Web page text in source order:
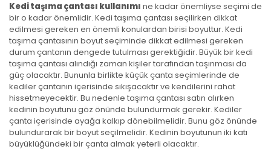
Kedi taşıma çantası kullanımı ne kadar önemliyse seçimi de
bir o kadar önemlidir. Kedi taşıma çantası seçilirken dikkat
edilmesi gereken en önemli konulardan birisi boyuttur. Kedi
taşıma çantasının boyut seçiminde dikkat edilmesi gereken
durum çantanın dengede tutulması gerektiğidir. Büyük bir kedi
taşıma çantası alındığı zaman kişiler tarafından taşınması da
güç olacaktır. Bununla birlikte küçük çanta seçimlerinde de
kediler çantanın içerisinde sıkışacaktır ve kendilerini rahat
hissetmeyecektir. Bu nedenle taşıma çantası satın alırken
kedinin boyutunu göz önünde bulundurmak gerekir. Kediler
çanta içerisinde ayağa kalkıp dönebilmelidir. Bunu göz önünde
bulundurarak bir boyut seçilmelidir. Kedinin boyutunun iki katı
büyüklüğündeki bir çanta almak yeterli olacaktır.